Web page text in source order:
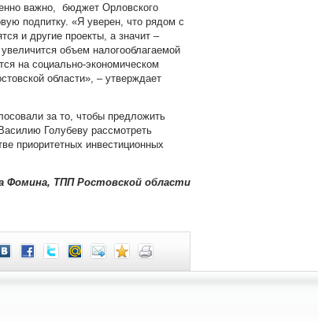
важно, бюджет Орловского
подпитку. «Я уверен, что рядом с
и другие проекты, а значит –
объем налогооблагаемой
на социально-экономическом
области», – утверждает
за то, чтобы предложить
Голубеву рассмотреть
приоритетных инвестиционных
Фомина, ТПП Ростовской области